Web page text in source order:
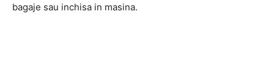
bagaje sau inchisa in masina.